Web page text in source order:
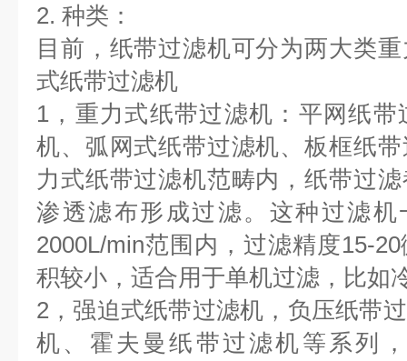
2. 种类：
目前，纸带过滤机可分为两大类
式纸带过滤机
1，重力式纸带过滤机：平网纸
机、弧网式纸带过滤机、板框纸
力式纸带过滤机范畴内，纸带过滤
渗透滤布形成过滤。这种过滤机
2000L/min范围内，过滤精度15-
积较小，适合用于单机过滤，比如
2，强迫式纸带过滤机，负压纸带
机、霍夫曼纸带过滤机等系列